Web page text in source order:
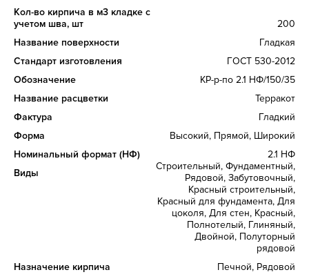
Кол-во кирпича в м3 кладке с
учетом шва, шт
200
Название поверхности
Гладкая
Стандарт изготовления
ГОСТ 530-2012
Обозначение
КР-р-по 2.1 НФ/150/35
Название расцветки
Терракот
Фактура
Гладкий
Форма
Высокий, Прямой, Широкий
Номинальный формат (НФ)
2.1 НФ
Виды
Строительный, Фундаментный,
Рядовой, Забутовочный,
Красный строительный,
Красный для фундамента, Для
цоколя, Для стен, Красный,
Полнотелый, Глиняный,
Двойной, Полуторный
рядовой
Назначение кирпича
Печной, Рядовой